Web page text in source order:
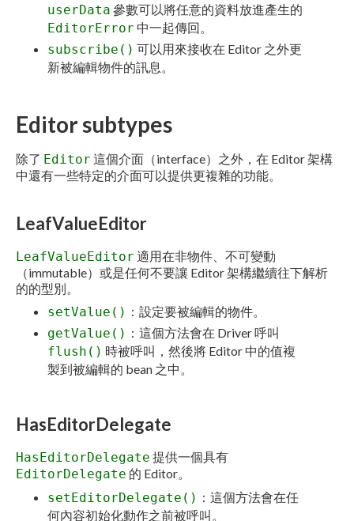
userData 參數可以將任意的資料放進產生的
EditorError 中一起傳回。
subscribe() 可以用來接收在 Editor 之外更
新被編輯物件的訊息。
Editor subtypes
除了 Editor 這個介面（interface）之外，在 Editor 架構
中還有一些特定的介面可以提供更複雜的功能。
LeafValueEditor
LeafValueEditor 適用在非物件、不可變動
（immutable）或是任何不要讓 Editor 架構繼續往下解析
的的型別。
setValue() ：設定要被編輯的物件。
getValue() ：這個方法會在 Driver 呼叫
flush() 時被呼叫，然後將 Editor 中的值複
製到被編輯的 bean 之中。
HasEditorDelegate
HasEditorDelegate 提供一個具有
EditorDelegate 的 Editor。
setEditorDelegate() ：這個方法會在任
何內容初始化動作之前被呼叫。